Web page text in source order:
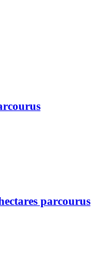
parcourus